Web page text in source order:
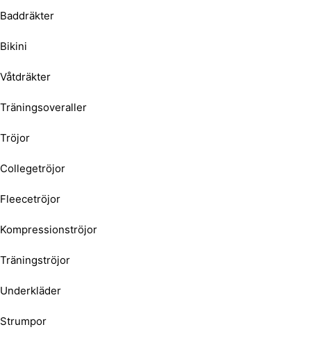
Baddräkter
Bikini
Våtdräkter
Träningsoveraller
Tröjor
Collegetröjor
Fleecetröjor
Kompressionströjor
Träningströjor
Underkläder
Strumpor